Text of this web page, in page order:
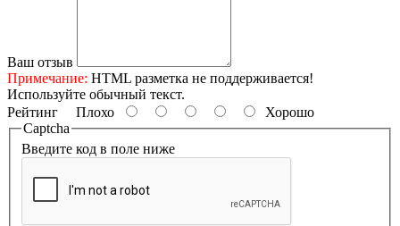
Ваш отзыв
Примечание: HTML разметка не поддерживается!
Используйте обычный текст.
Рейтинг Плохо
Хорошо
Captcha
Введите код в поле ниже